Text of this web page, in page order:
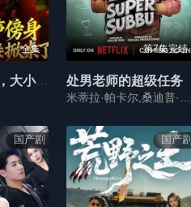
全集
貔貅心声傍身，大小姐直接掀桌了
第7集完结
处男老师的超级任务
国产剧 国产剧